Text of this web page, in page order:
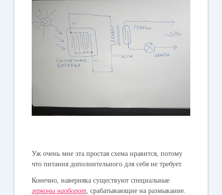
Уж очень мне эта простая схема нравится, потому
что питания дополнительного для себя не требует.
Конечно, наверняка существуют специальные
герконы наоборот , срабатывающие на размыкание.